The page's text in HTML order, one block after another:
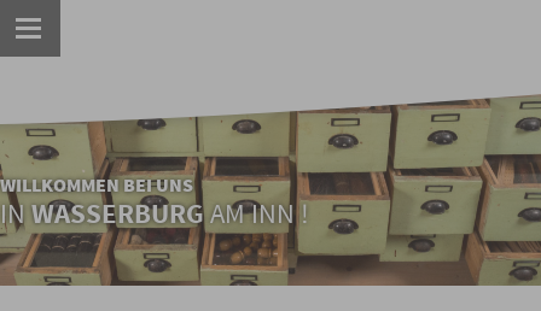
WILLKOMMEN BEI UNS
IN WASSERBURGAM INN !